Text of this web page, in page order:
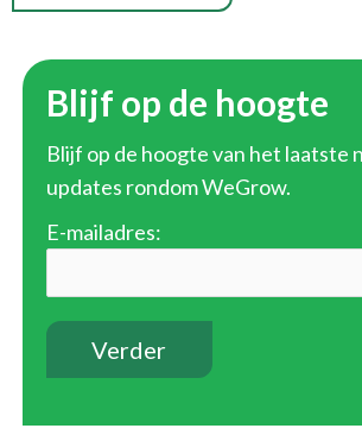
Blijf op de hoogte
Blijf op de hoogte van het laatste
updates rondom WeGrow.
E-mailadres: